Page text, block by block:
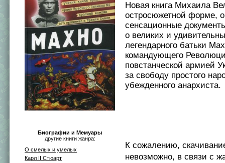
Биографии и Мемуары
другие книги жанра:
О смелых и умелых
Карл II Стюарт
Новая книга Михаила
остросюжетной форме,
сенсационные
о великих и
легендарного батьки
командующего
повстанческой армией
за свободу простого
убежденного анархиста.
К сожалению,
невозможно, в связи с